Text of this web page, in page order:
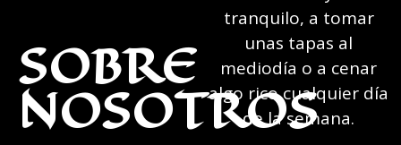
SOBRE
NOSOTROS
tranquilo, a tomar
unas tapas al
mediodía o a cenar
algo rico cualquier día
de la semana.